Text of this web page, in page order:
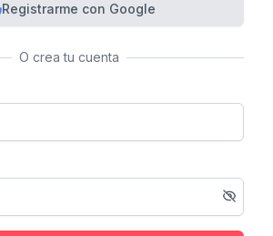
Registrarme con Google
O crea tu cuenta